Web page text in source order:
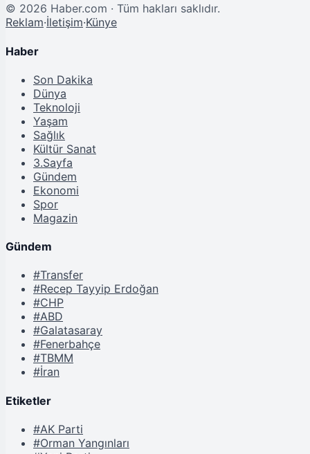
© 2026 Haber.com · Tüm hakları saklıdır.
Reklam·İletişim·Künye
Haber
Son Dakika
Dünya
Teknoloji
Yaşam
Sağlık
Kültür Sanat
3.Sayfa
Gündem
Ekonomi
Spor
Magazin
Gündem
#Transfer
#Recep Tayyip Erdoğan
#CHP
#ABD
#Galatasaray
#Fenerbahçe
#TBMM
#İran
Etiketler
#AK Parti
#Orman Yangınları